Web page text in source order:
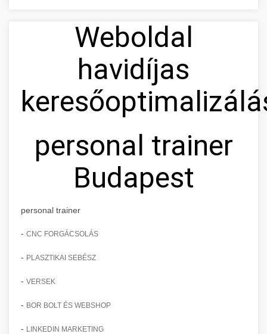
Weboldal
havidíjas
personal trainer
Budapest
personal trainer
- CNC FORGÁCSOLÁS
- PLASZTIKAI SEBÉSZ
- VERSEK
- BOR BOLT ÉS WEBSHOP
- LINKEDIN MARKETING